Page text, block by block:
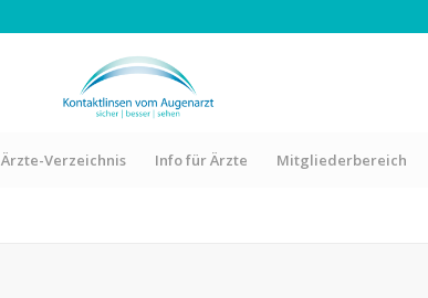
Ärzte-Verzeichnis Info für Ärzte Mitgliederbereich